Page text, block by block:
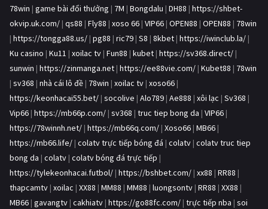
78win | game bài đổi thưởng | 7M | Bongdalu | DH88 | https://shbet-
okvip.uk.com/ | qs88 | Fly88 | xoso 66 | VIP66 | OPEN88 | OPEN88 | 78win
| https://tongga88.us/ | pg88 | ric79 | S8 | 8kbet | https://iwinclub.la/ |
Ku casino | Ku11 | xoilac tv | Fun88 | kubet | https://sv368.direct/ |
sunwin | https://zinmanga.net | https://ee88vie.com/ | Kubet88 | 78win
| sv368 | nhà cái lô đề | 78win | xoilac tv | xoso66 |
https://keonhacai55.bet/ | socolive | Alo789 | Ae888 | xôi lạc | Sv368 |
Vip66 | https://mb66p.com/ | sv368 | truc tiep bong da | VIP66 |
https://78winnh.net/ | https://mb66q.com/ | Xoso66 | MB66 |
https://mb66.life/ | colatv trực tiếp bóng đá | colatv | colatv truc tiep
bong da | colatv | colatv bóng đá trực tiếp |
https://tylekeonhacai.futbol/ | https://bshbet.com/ | xx88 | RR88 |
thapcamtv | xoilac | XX88 | MM88 | MM88 | luongsontv | RR88 | XX88 |
MB66 | gavangtv | cakhiatv | https://go88fc.com/ | trực tiếp nba | soi